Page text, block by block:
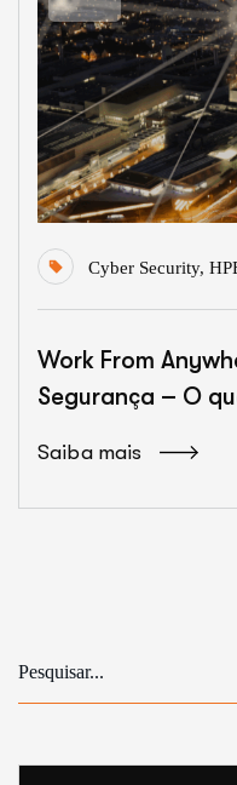
Cyber Security,
Work From
Segurança – O
Saiba mais